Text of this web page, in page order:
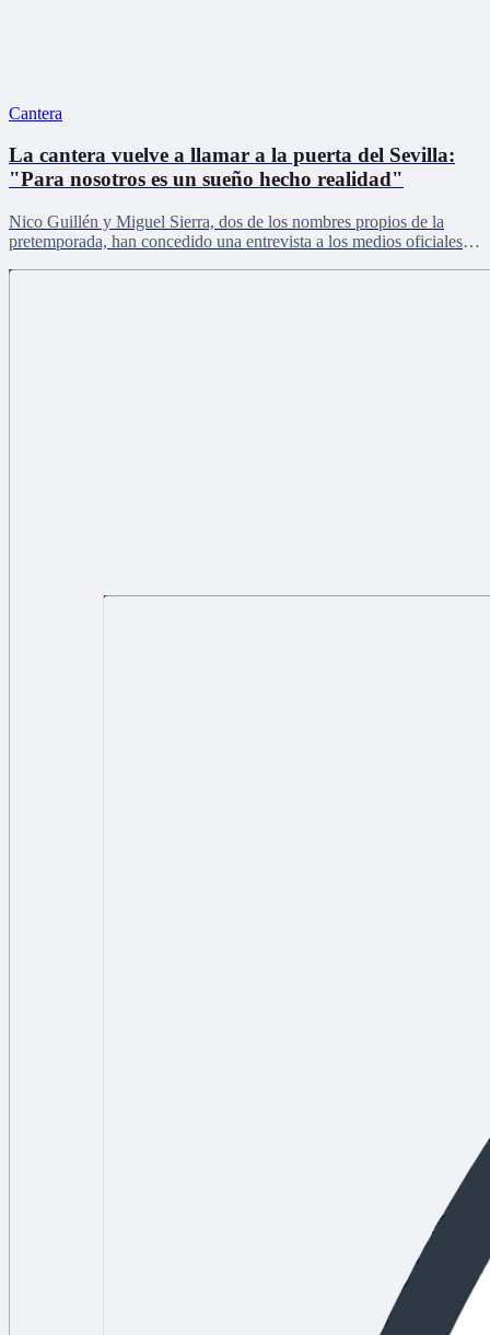
Cantera
La cantera vuelve a llamar a la puerta del Sevilla:
"Para nosotros es un sueño hecho realidad"
Nico Guillén y Miguel Sierra, dos de los nombres propios de la
pretemporada, han concedido una entrevista a los medios oficiales